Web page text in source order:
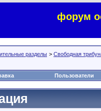
форум
разделы > Свободная
Пользователи